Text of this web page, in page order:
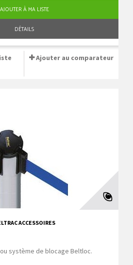
AJOUTER À MA LISTE
DÉTAILS
Ajouter au comparateur
ACCESSOIRES
système de blocage Beltloc.